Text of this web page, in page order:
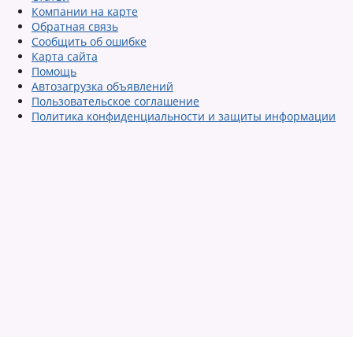
Компании на карте
Обратная связь
Сообщить об ошибке
Карта сайта
Помощь
Автозагрузка объявлений
Пользовательское соглашение
Политика конфиденциальности и защиты информации